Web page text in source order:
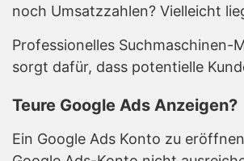
noch Umsatzzahlen? Vielleicht
Professionelles Suchmaschinen-
sorgt dafür, dass potentielle
Teure Google Ads Anzeigen?
Ein Google Ads Konto zu